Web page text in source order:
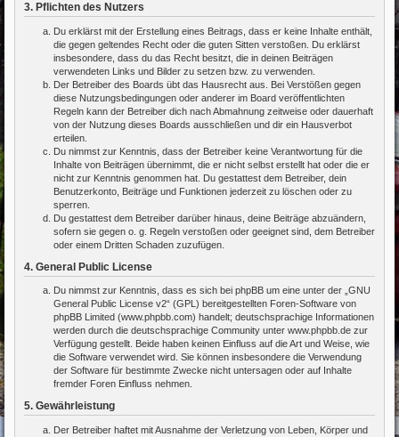
3. Pflichten des Nutzers
Du erklärst mit der Erstellung eines Beitrags, dass er keine Inhalte enthält,
die gegen geltendes Recht oder die guten Sitten verstoßen. Du erklärst
insbesondere, dass du das Recht besitzt, die in deinen Beiträgen
verwendeten Links und Bilder zu setzen bzw. zu verwenden.
Der Betreiber des Boards übt das Hausrecht aus. Bei Verstößen gegen
diese Nutzungsbedingungen oder anderer im Board veröffentlichten
Regeln kann der Betreiber dich nach Abmahnung zeitweise oder dauerhaft
von der Nutzung dieses Boards ausschließen und dir ein Hausverbot
erteilen.
Du nimmst zur Kenntnis, dass der Betreiber keine Verantwortung für die
Inhalte von Beiträgen übernimmt, die er nicht selbst erstellt hat oder die er
nicht zur Kenntnis genommen hat. Du gestattest dem Betreiber, dein
Benutzerkonto, Beiträge und Funktionen jederzeit zu löschen oder zu
sperren.
Du gestattest dem Betreiber darüber hinaus, deine Beiträge abzuändern,
sofern sie gegen o. g. Regeln verstoßen oder geeignet sind, dem Betreiber
oder einem Dritten Schaden zuzufügen.
4. General Public License
Du nimmst zur Kenntnis, dass es sich bei phpBB um eine unter der „ GNU
General Public License v2“ (GPL) bereitgestellten Foren-Software von
phpBB Limited (www.phpbb.com) handelt; deutschsprachige Informationen
werden durch die deutschsprachige Community unter www.phpbb.de zur
Verfügung gestellt. Beide haben keinen Einfluss auf die Art und Weise, wie
die Software verwendet wird. Sie können insbesondere die Verwendung
der Software für bestimmte Zwecke nicht untersagen oder auf Inhalte
fremder Foren Einfluss nehmen.
5. Gewährleistung
Der Betreiber haftet mit Ausnahme der Verletzung von Leben, Körper und